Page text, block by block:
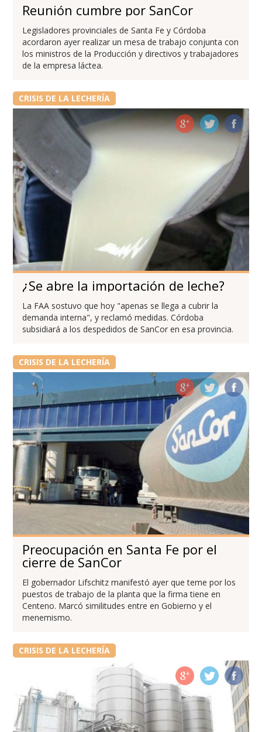
Reunión cumbre por SanCor
Legisladores provinciales de Santa Fe y Córdoba
acordaron ayer realizar un mesa de trabajo conjunta con
los ministros de la Producción y directivos y trabajadores
de la empresa láctea.
CRISIS DE LA LECHERÍA
¿Se abre la importación de leche?
La FAA sostuvo que hoy "apenas se llega a cubrir la
demanda interna", y reclamó medidas. Córdoba
subsidiará a los despedidos de SanCor en esa provincia.
CRISIS DE LA LECHERÍA
Preocupación en Santa Fe por el
cierre de SanCor
El gobernador Lifschitz manifestó ayer que teme por los
puestos de trabajo de la planta que la firma tiene en
Centeno. Marcó similitudes entre en Gobierno y el
menemismo.
CRISIS DE LA LECHERÍA